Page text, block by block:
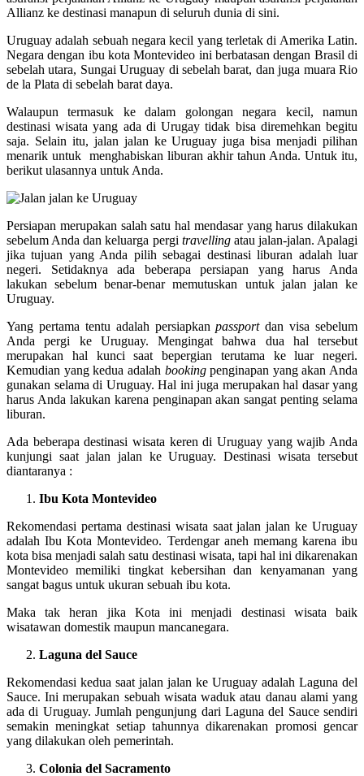
Allianz ke destinasi manapun di seluruh dunia di sini.
Uruguay adalah sebuah negara kecil yang terletak di Amerika Latin.
Negara dengan ibu kota Montevideo ini berbatasan dengan Brasil di
sebelah utara, Sungai Uruguay di sebelah barat, dan juga muara Rio
de la Plata di sebelah barat daya.
Walaupun termasuk ke dalam golongan negara kecil, namun
destinasi wisata yang ada di Urugay tidak bisa diremehkan begitu
saja. Selain itu, jalan jalan ke Uruguay juga bisa menjadi pilihan
menarik untuk menghabiskan liburan akhir tahun Anda. Untuk itu,
berikut ulasannya untuk Anda.
Persiapan merupakan salah satu hal mendasar yang harus dilakukan
sebelum Anda dan keluarga pergi travelling atau jalan-jalan. Apalagi
jika tujuan yang Anda pilih sebagai destinasi liburan adalah luar
negeri. Setidaknya ada beberapa persiapan yang harus Anda
lakukan sebelum benar-benar memutuskan untuk jalan jalan ke
Uruguay.
Yang pertama tentu adalah persiapkanpassportdan visa sebelum
Anda pergi ke Uruguay. Mengingat bahwa dua hal tersebut
merupakan hal kunci saat bepergian terutama ke luar negeri.
Kemudian yang kedua adalah bookingpenginapan yang akan Anda
gunakan selama di Uruguay. Hal ini juga merupakan hal dasar yang
harus Anda lakukan karena penginapan akan sangat penting selama
liburan.
Ada beberapa destinasi wisata keren di Uruguay yang wajib Anda
kunjungi saat jalan jalan ke Uruguay. Destinasi wisata tersebut
diantaranya :
Ibu Kota Montevideo
Rekomendasi pertama destinasi wisata saat jalan jalan ke Uruguay
adalah Ibu Kota Montevideo. Terdengar aneh memang karena ibu
kota bisa menjadi salah satu destinasi wisata, tapi hal ini dikarenakan
Montevideo memiliki tingkat kebersihan dan kenyamanan yang
sangat bagus untuk ukuran sebuah ibu kota.
Maka tak heran jika Kota ini menjadi destinasi wisata baik
wisatawan domestik maupun mancanegara.
Laguna del Sauce
Rekomendasi kedua saat jalan jalan ke Uruguay adalah Laguna del
Sauce. Ini merupakan sebuah wisata waduk atau danau alami yang
ada di Uruguay. Jumlah pengunjung dari Laguna del Sauce sendiri
semakin meningkat setiap tahunnya dikarenakan promosi gencar
yang dilakukan oleh pemerintah.
Colonia del Sacramento